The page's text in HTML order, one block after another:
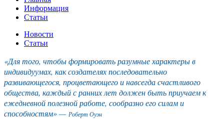
Информация
Статьи
Новости
Статьи
«Для того, чтобы формировать разумные характеры в
индивидуумах, как создателях последовательно
развивающегося, процветающего и навсегда счастливого
общества, каждый с ранних лет должен быть приучаем к
ежедневной полезной работе, сообразно его силам и
способностям» — Роберт Оуэн